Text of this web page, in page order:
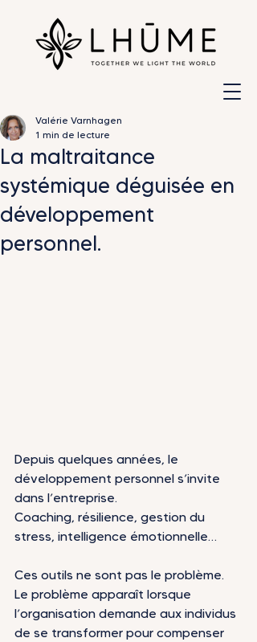
La maltraitance
systémique déguisée en
développement
personnel.
Valérie Varnhagen
1 min de lecture
Depuis quelques années, le
développement personnel s’invite
dans l’entreprise.
Coaching, résilience, gestion du
stress, intelligence émotionnelle…
Ces outils ne sont pas le problème.
Le problème apparaît lorsque
l’organisation demande aux individus
de se transformer pour compenser